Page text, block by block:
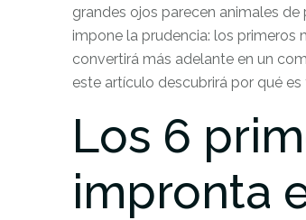
grandes ojos parecen animales
impone la prudencia: los primeros
convertirá más adelante en un
este artículo descubrirá por qué
Los 6
impronta